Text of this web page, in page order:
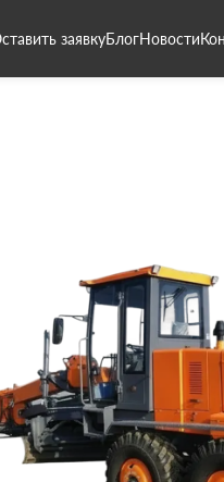
заявкуБлогНовости